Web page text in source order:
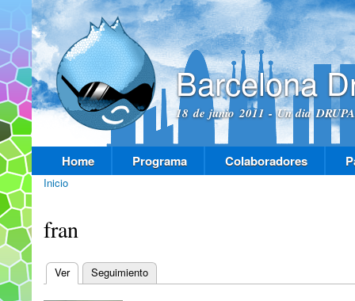
Barcelona
18 de junio 2011 - Un dia
Menú principal
Home Programa Colaboradores
Inicio
fran
Solapas principales
Ver(solapa activa)
Seguimiento